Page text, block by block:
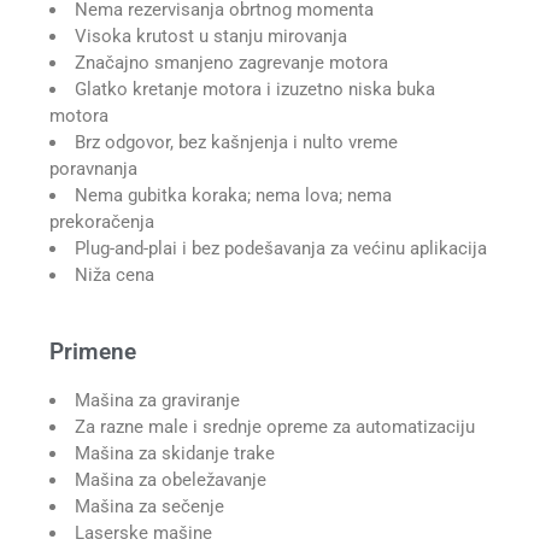
Nema rezervisanja obrtnog momenta
Visoka krutost u stanju mirovanja
Značajno smanjeno zagrevanje motora
Glatko kretanje motora i izuzetno niska buka
motora
Brz odgovor, bez kašnjenja i nulto vreme
poravnanja
Nema gubitka koraka; nema lova; nema
prekoračenja
Plug-and-plai i bez podešavanja za većinu aplikacija
Niža cena
Primene
Mašina za graviranje
Za razne male i srednje opreme za automatizaciju
Mašina za skidanje trake
Mašina za obeležavanje
Mašina za sečenje
Laserske mašine